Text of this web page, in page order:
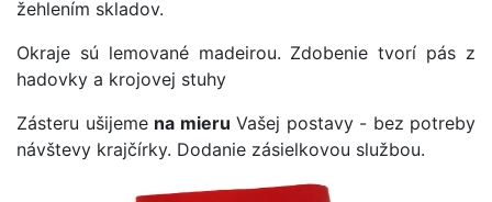
žehlením skladov.
Okraje sú lemované madeirou. Zdobenie tvorí pás z
hadovky a krojovej stuhy
Zásteru ušijeme na mieru Vašej postavy - bez potreby
návštevy krajčírky. Dodanie zásielkovou službou.